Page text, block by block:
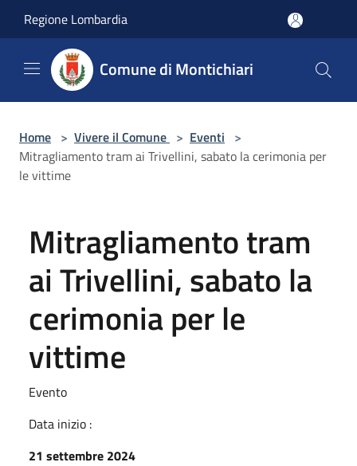
Regione Lombardia
Comune di Montichiari
Home > Vivere il Comune > Eventi >
Mitragliamento tram ai Trivellini, sabato la cerimonia per
le vittime
Mitragliamento tram
ai Trivellini, sabato la
cerimonia per le
vittime
Evento
Data inizio :
21 settembre 2024